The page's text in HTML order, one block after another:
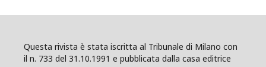
Questa rivista è stata iscritta al Tribunale di Milano con
il n. 733 del 31.10.1991 e pubblicata dalla casa editrice